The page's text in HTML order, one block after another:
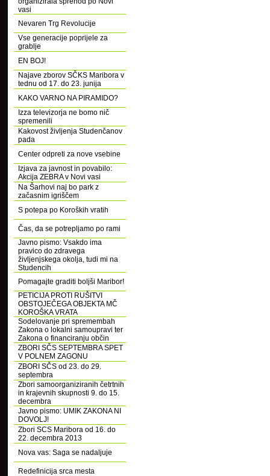
vasi
Nevaren Trg Revolucije
Vse generacije poprijele za
grablje
EN BOJ!
Najave zborov SČKS Maribora v
tednu od 17. do 23. junija
KAKO VARNO NA PIRAMIDO?
Izza televizorja ne bomo nič
spremenili
Kakovost življenja Studenčanov
pada
Center odpreti za nove vsebine
Izjava za javnost in povabilo:
Akcija ZEBRA v Novi vasi
Na Šarhovi naj bo park z
začasnim igriščem
S potepa po Koroških vratih
Čas, da se potrepljamo po rami
Javno pismo: Vsakdo ima
pravico do zdravega
življenjskega okolja, tudi mi na
Studencih
Pomagajte graditi boljši Maribor!
PETICIJA PROTI RUŠITVI
OBSTOJEČEGA OBJEKTA MČ
KOROŠKA VRATA
Sodelovanje pri spremembah
Zakona o lokalni samoupravi ter
Zakona o financiranju občin
ZBORI SČS SEPTEMBRA SPET
V POLNEM ZAGONU
ZBORI SČS od 23. do 29.
septembra
Zbori samoorganiziranih četrtnih
in krajevnih skupnosti 9. do 15.
decembra
Javno pismo: UMIK ZAKONA NI
DOVOLJ!
Zbori SCS Maribora od 16. do
22. decembra 2013
Nova vas: Saga se nadaljuje
Redefinicija srca mesta